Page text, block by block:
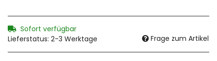
Sofort verfügbar
Lieferstatus: 2-3 Werktage
Frage zum Artikel